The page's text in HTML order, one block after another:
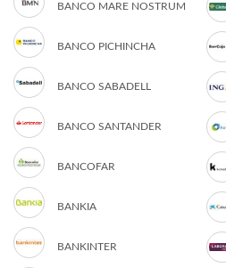
BANCO MARE NOSTRUM
BANCO PICHINCHA
BANCO SABADELL
BANCO SANTANDER
BANCOFAR
BANKIA
BANKINTER